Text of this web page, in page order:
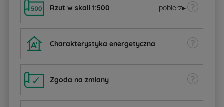
Rzut w skali 1:500 pobierz▸
Charakterystyka energetyczna
Zgoda na zmiany